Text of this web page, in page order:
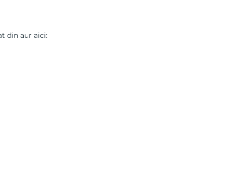
din aur aici: